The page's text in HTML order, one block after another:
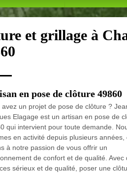
et grillage à
en pose de clôture 49860
avez un projet de pose de clôture ?
Elagage est un artisan en pose de
qui intervient pour toute demande.
en activité depuis plusieurs années,
à notre passion de vous offrir un
de confort et de qualité. Avec
sérieux et de qualité, poser une